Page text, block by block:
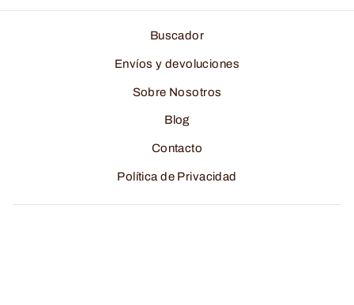
Buscador
Envíos y devoluciones
Sobre Nosotros
Blog
Contacto
Política de Privacidad